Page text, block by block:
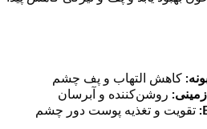
: کاهش التهاب و پف چشم
: روشن‌کننده و آبرسان
تقویت و تغذیه پوست دور چشم